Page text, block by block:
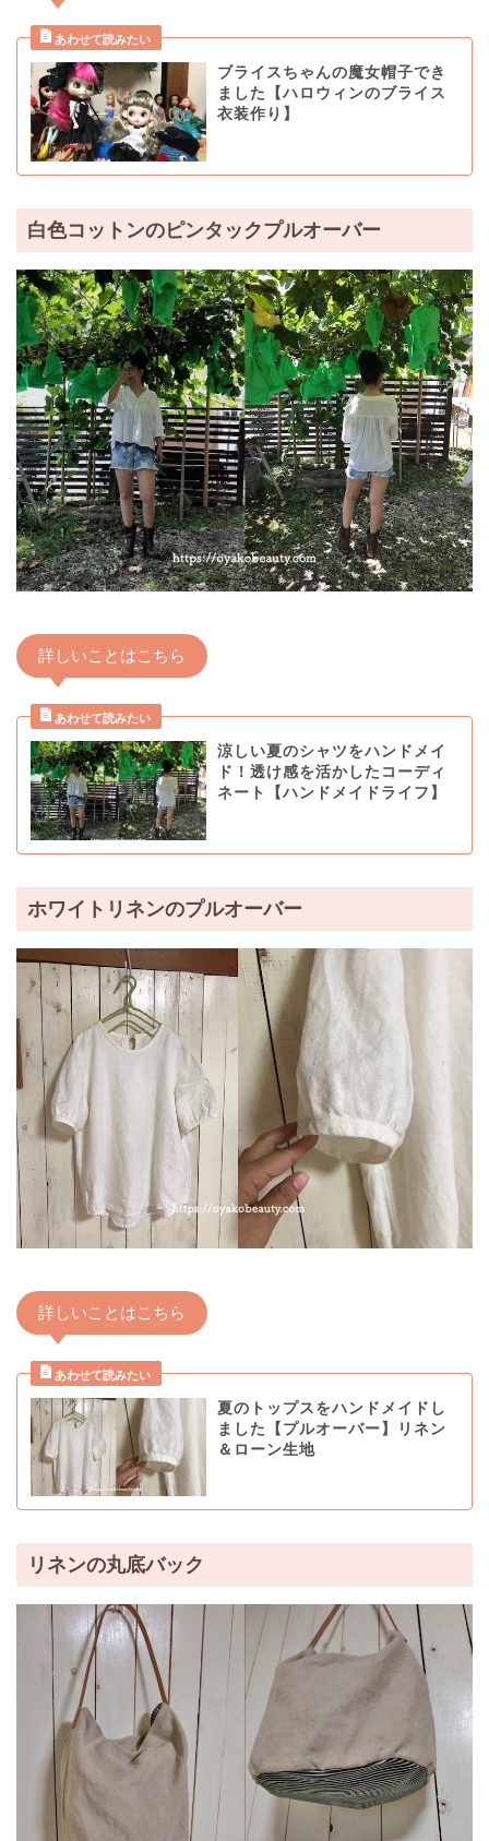
ブライスちゃんの魔女帽子でき
ました【ハロウィンのブライス
衣装作り】
白色コットンのピンタックプルオーバー
詳しいことはこちら
涼しい夏のシャツをハンドメイ
ド！透け感を活かしたコーディ
ネート【ハンドメイドライフ】
ホワイトリネンのプルオーバー
詳しいことはこちら
夏のトップスをハンドメイドし
ました【プルオーバー】リネン
＆ローン生地
リネンの丸底バック